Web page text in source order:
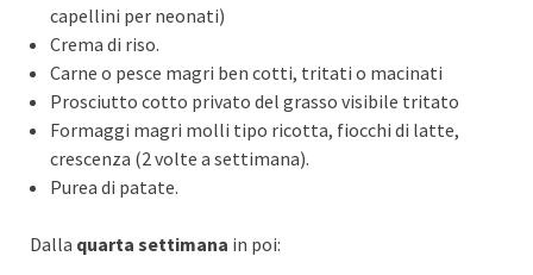
capellini per neonati)
Crema di riso.
Carne o pesce magri ben cotti, tritati o macinati
Prosciutto cotto privato del grasso visibile tritato
Formaggi magri molli tipo ricotta, fiocchi di latte,
crescenza (2 volte a settimana).
Purea di patate.
Dalla quarta settimana in poi: